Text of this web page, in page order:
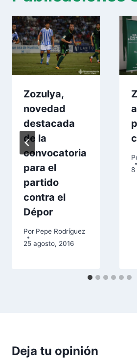
Zozulya,
novedad
destacada
de la
convocatoria
para el
partido
contra el
Dépor
Por Pepe Rodríguez
25 agosto, 2016
8
Deja tu opinión